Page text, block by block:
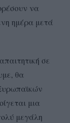
να
ημέρα μετά
σε
θα
μια
μεγάλη